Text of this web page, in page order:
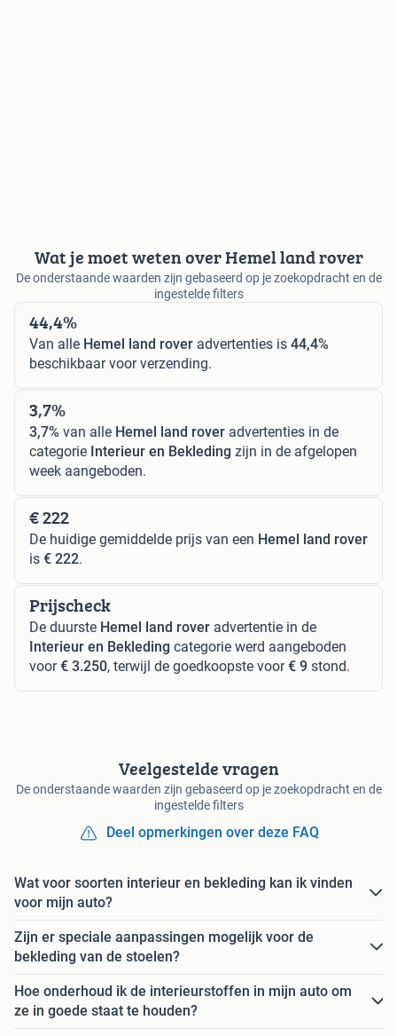
Wat je moet weten over Hemel land rover
De onderstaande waarden zijn gebaseerd op je zoekopdracht en de
ingestelde filters
44,4%
Van alle Hemel land rover advertenties is 44,4%
beschikbaar voor verzending.
3,7%
3,7% van alle Hemel land rover advertenties in de
categorie Interieur en Bekleding zijn in de afgelopen
week aangeboden.
€ 222
De huidige gemiddelde prijs van een Hemel land rover
is € 222.
Prijscheck
De duurste Hemel land rover advertentie in de
Interieur en Bekleding categorie werd aangeboden
voor€ 3.250, terwijl de goedkoopste voor€ 9 stond.
Veelgestelde vragen
De onderstaande waarden zijn gebaseerd op je zoekopdracht en de
ingestelde filters
Deel opmerkingen over deze FAQ
Wat voor soorten interieur en bekleding kan ik vinden
voor mijn auto?
Zijn er speciale aanpassingen mogelijk voor de
bekleding van de stoelen?
Hoe onderhoud ik de interieurstoffen in mijn auto om
ze in goede staat te houden?